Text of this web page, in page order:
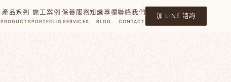
產品系列
PRODUCTS
施工案例
PORTFOLIO
保養服務
SERVICES
知識專欄
BLOG
聯絡我們
CONTACT
加 LINE 諮詢